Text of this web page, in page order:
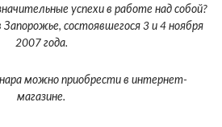
успехи в работе над собой?
состоявшегося 3 и 4 ноября
2007 года.
можно приобрести в интернет-
магазине.